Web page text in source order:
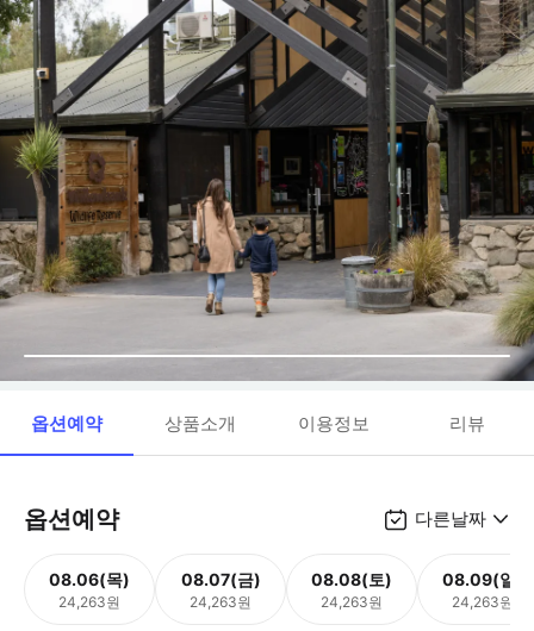
옵션예약 상품소개 이용정보 리뷰
옵션예약 다른날짜
08.06(목)
24,263원
08.07(금)
24,263원
08.08(토)
24,263원
08.09(일)
24,263원